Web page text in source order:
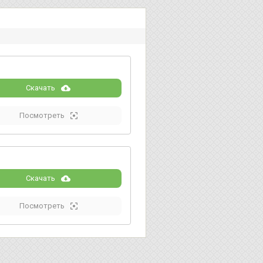
Скачать
Посмотреть
Скачать
Посмотреть